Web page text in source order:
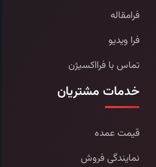
فرامقاله
فرا ویدیو
تماس با فرااکسیژن
خدمات مشتریان
قیمت عمده
نمایندگی فروش